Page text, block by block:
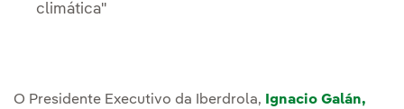
climática"
O Presidente Executivo da Iberdrola,
Ignacio Galán,